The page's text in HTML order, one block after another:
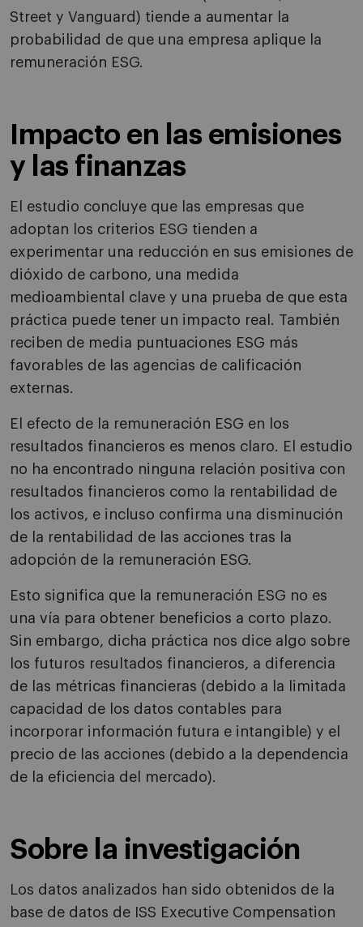
Street y Vanguard) tiende a aumentar la
probabilidad de que una empresa aplique la
remuneración ESG.
Impacto en las emisiones
y las finanzas
El estudio concluye que las empresas que
adoptan los criterios ESG tienden a
experimentar una reducción en sus emisiones de
dióxido de carbono, una medida
medioambiental clave y una prueba de que esta
práctica puede tener un impacto real. También
reciben de media puntuaciones ESG más
favorables de las agencias de calificación
externas.
El efecto de la remuneración ESG en los
resultados financieros es menos claro. El estudio
no ha encontrado ninguna relación positiva con
resultados financieros como la rentabilidad de
los activos, e incluso confirma una disminución
de la rentabilidad de las acciones tras la
adopción de la remuneración ESG.
Esto significa que la remuneración ESG no es
una vía para obtener beneficios a corto plazo.
Sin embargo, dicha práctica nos dice algo sobre
los futuros resultados financieros, a diferencia
de las métricas financieras (debido a la limitada
capacidad de los datos contables para
incorporar información futura e intangible) y el
precio de las acciones (debido a la dependencia
de la eficiencia del mercado).
Sobre la investigación
Los datos analizados han sido obtenidos de la
base de datos de ISS Executive Compensation